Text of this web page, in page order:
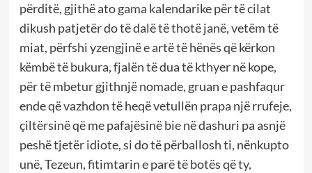
përditë, gjithë ato gama kalendarike për të cilat
dikush patjetër do të dalë të thotë janë, vetëm të
miat, përfshi yzengjinë e artë të hënës që kërkon
këmbë të bukura, fjalën të dua të kthyer në kope,
për të mbetur gjithnjë nomade, gruan e pashfaqur
ende që vazhdon të heqë vetullën prapa një rrufeje,
çiltërsinë që me pafajësinë bie në dashuri pa asnjë
peshë tjetër idiote, si do të përballosh ti, nënkupto
unë, Tezeun, fitimtarin e parë të botës që ty,